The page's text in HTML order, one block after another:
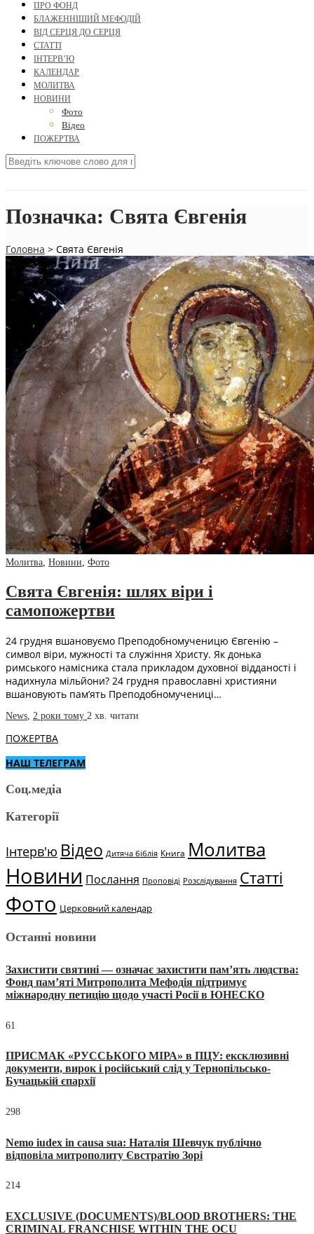
ПРО ФОНД
БЛАЖЕННІШИЙ МЕФОДІЙ
ВІД СЕРЦЯ ДО СЕРЦЯ
СТАТТІ
ІНТЕРВ’Ю
КАЛЕНДАР
МОЛИТВА
НОВИНИ
Фото
Відео
ПОЖЕРТВА
Позначка: Свята Євгенія
Головна > Свята Євгенія
Молитва, Новини, Фото
Свята Євгенія: шлях віри і
самопожертви
24 грудня вшановуємо Преподобномученицю Євгенію –
символ віри, мужності та служіння Христу. Як донька
римського намісника стала прикладом духовної відданості і
надихнула мільйони? 24 грудня православні християни
вшановують пам’ять Преподобномучениці…
News, 2 роки тому 2 хв. читати
ПОЖЕРТВА
НАШ ТЕЛЕГРАМ
Соц.медіа
Категорії
Інтерв'ю Відео Дитяча біблія Книга Молитва
Новини Послання Проповіді Розслідування Статті
Фото Церковний календар
Останні новини
Захистити святині — означає захистити пам’ять людства:
Фонд пам’яті Митрополита Мефодія підтримує
міжнародну петицію щодо участі Росії в ЮНЕСКО
61
ПРИСМАК «РУССЬКОГО МІРА» в ПЦУ: ексклюзивні
документи, вирок і російський слід у Тернопільсько-
Бучацькій єпархії
298
Nemo iudex in causa sua: Наталія Шевчук публічно
відповіла митрополиту Євстратію Зорі
214
EXCLUSIVE (DOCUMENTS)/BLOOD BROTHERS: THE
CRIMINAL FRANCHISE WITHIN THE OCU